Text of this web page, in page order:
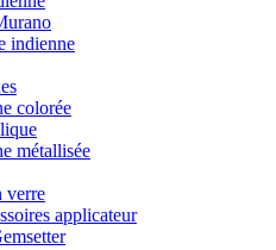
indienne
colorée
métallisée
verre
applicateur